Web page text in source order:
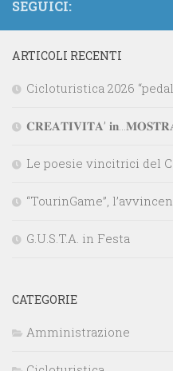
SEGUICI:
ARTICOLI RECENTI
Cicloturistica 2026
𝐂𝐑𝐄𝐀𝐓𝐈𝐕𝐈𝐓𝐀’
Le poesie vincitrici del
“TourinGame”,
G.U.S.T.A. in Festa
CATEGORIE
Amministrazione